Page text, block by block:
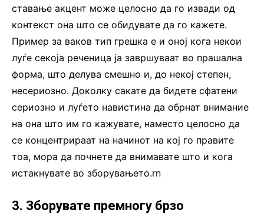
ставање акцент може целосно да го извади од
контекст она што се обидувате да го кажете.
Пример за ваков тип грешка е и оној кога некои
луѓе секоја реченица ја завршуваат во прашална
форма, што делува смешно и, до некој степен,
несериозно. Доколку сакате да бидете сфатени
сериозно и луѓето навистина да обрнат внимание
на она што им го кажувате, наместо целосно да
се концентрираат на начинот на кој го правите
тоа, мора да почнете да внимавате што и кога
истакнувате во зборувањето.rn
3. Зборувате премногу брзо